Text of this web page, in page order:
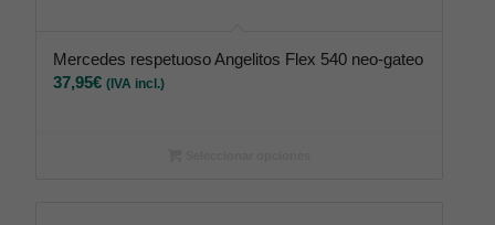
Mercedes respetuoso Angelitos Flex 540 neo-gateo
37,95€ (IVA incl.)